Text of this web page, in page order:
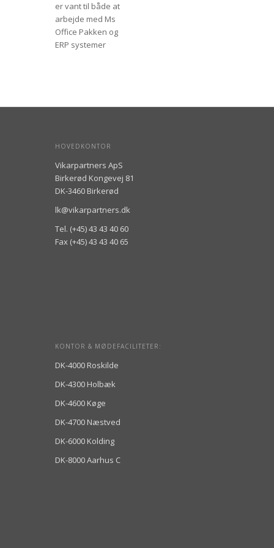
er vant til både at
arbejde med Ms
Office Pakken og
ERP systemer
HOVEDKONTOR
Vikarpartners ApS
Birkerød Kongevej 81
DK-3460 Birkerød
lk@vikarpartners.dk
Tel. (+45) 43 43 40 60
Fax (+45) 43 43 40 65
KONTOR & MØDEFACILITETER:
DK-4000 Roskilde
DK-4300 Holbæk
DK-4600 Køge
DK-4700 Næstved
DK-6000 Kolding
DK-8000 Aarhus C